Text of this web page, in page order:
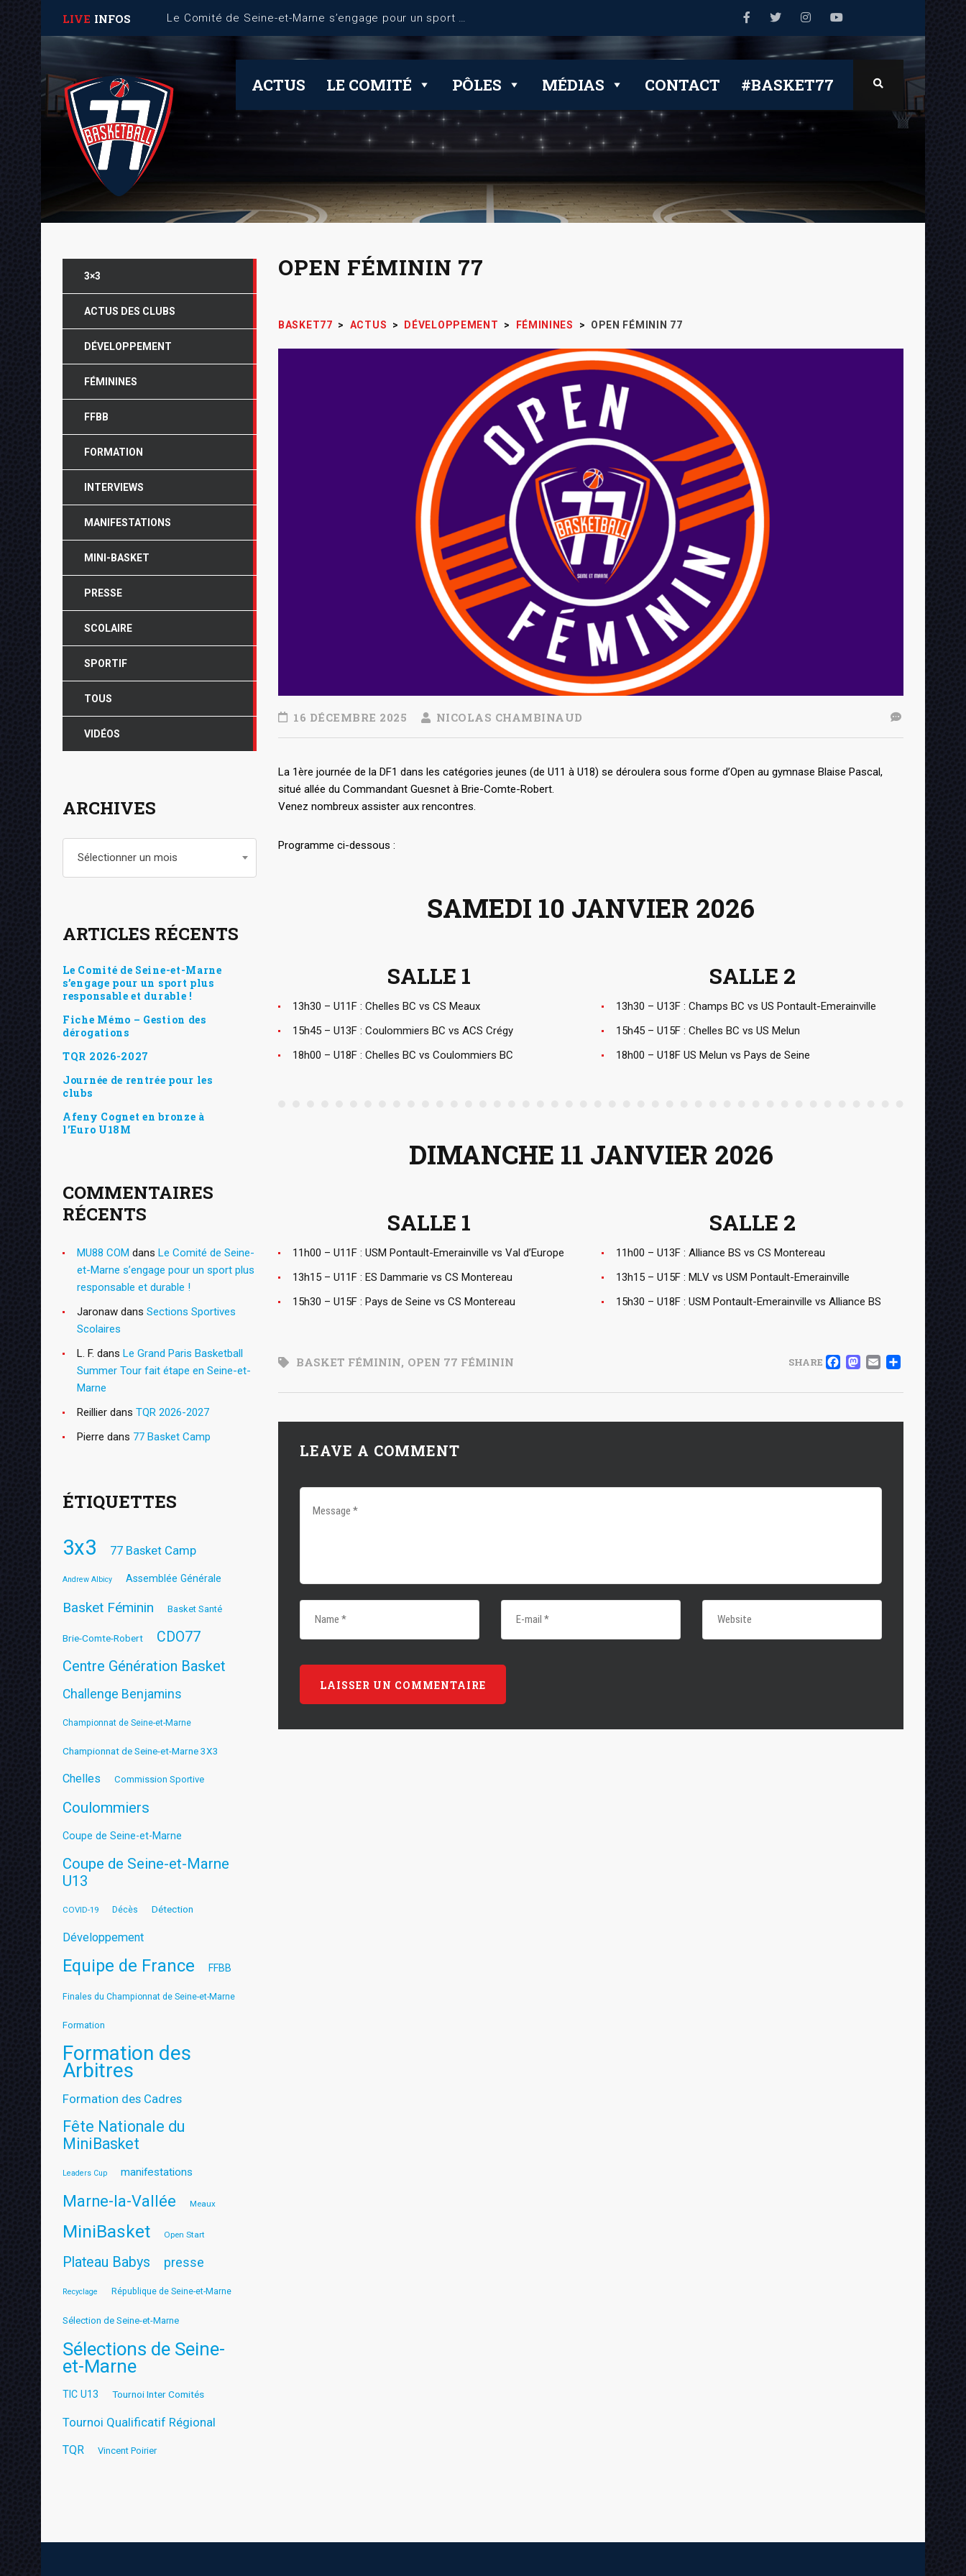
LIVE INFOS
ACTUS LE COMITÉ PÔLES MÉDIAS CONTACT #BASKET77
OPEN FÉMININ 77
BASKET77 > ACTUS > DÉVELOPPEMENT > FÉMININES > OPEN FÉMININ 77
16 DÉCEMBRE 2025 NICOLAS CHAMBINAUD
La 1ère journée de la DF1 dans les catégories jeunes (de U11 à U18) se déroulera sous forme d’Open au gymnase Blaise Pascal,
situé allée du Commandant Guesnet à Brie-Comte-Robert.
Venez nombreux assister aux rencontres.
Programme ci-dessous :
SAMEDI 10 JANVIER 2026
SALLE 1
13h30 – U11F : Chelles BC vs CS Meaux
15h45 – U13F : Coulommiers BC vs ACS Crégy
18h00 – U18F : Chelles BC vs Coulommiers BC
SALLE 2
13h30 – U13F : Champs BC vs US Pontault-Emerainville
15h45 – U15F : Chelles BC vs US Melun
18h00 – U18F US Melun vs Pays de Seine
DIMANCHE 11 JANVIER 2026
SALLE 1
11h00 – U11F : USM Pontault-Emerainville vs Val d’Europe
13h15 – U11F : ES Dammarie vs CS Montereau
15h30 – U15F : Pays de Seine vs CS Montereau
SALLE 2
11h00 – U13F : Alliance BS vs CS Montereau
13h15 – U15F : MLV vs USM Pontault-Emerainville
15h30 – U18F : USM Pontault-Emerainville vs Alliance BS
BASKET FÉMININ, OPEN 77 FÉMININ SHARE FACEBOOK
EMAIL
LEAVE A COMMENT
3×3
ACTUS DES CLUBS
DÉVELOPPEMENT
FÉMININES
FFBB
FORMATION
INTERVIEWS
MANIFESTATIONS
MINI-BASKET
PRESSE
SCOLAIRE
SPORTIF
TOUS
VIDÉOS
ARCHIVES
Sélectionner un mois
ARTICLES RÉCENTS
Le Comité de Seine-et-Marne
s’engage pour un sport plus
responsable et durable !
Fiche Mémo – Gestion des
dérogations
TQR 2026-2027
Journée de rentrée pour les
clubs
Afeny Cognet en bronze à
l’Euro U18M
COMMENTAIRES
RÉCENTS
MU88 COM dans Le Comité de Seine-
et-Marne s’engage pour un sport plus
responsable et durable !
Jaronaw dans Sections Sportives
Scolaires
L. F. dans Le Grand Paris Basketball
Summer Tour fait étape en Seine-et-
Marne
Reillier dans TQR 2026-2027
Pierre dans 77 Basket Camp
ÉTIQUETTES
3x3 77 Basket Camp
Andrew Albicy Assemblée Générale
Basket Féminin Basket Santé
Brie-Comte-Robert CDO77
Centre Génération Basket
Challenge Benjamins
Championnat de Seine-et-Marne
Championnat de Seine-et-Marne 3X3
Chelles Commission Sportive
Coulommiers
Coupe de Seine-et-Marne
Coupe de Seine-et-Marne
U13
COVID-19 Décès Détection
Développement
Equipe de France FFBB
Finales du Championnat de Seine-et-Marne
Formation
Formation des
Arbitres
Formation des Cadres
Fête Nationale du
MiniBasket
Leaders Cup manifestations
Marne-la-Vallée Meaux
MiniBasket Open Start
Plateau Babys presse
Recyclage République de Seine-et-Marne
Sélection de Seine-et-Marne
Sélections de Seine-
et-Marne
TIC U13 Tournoi Inter Comités
Tournoi Qualificatif Régional
TQR Vincent Poirier